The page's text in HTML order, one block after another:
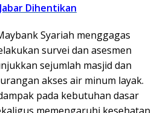
Dihentikan
Syariah menggagas
survei dan asesmen
sejumlah masjid dan
akses air minum layak.
pada kebutuhan dasar